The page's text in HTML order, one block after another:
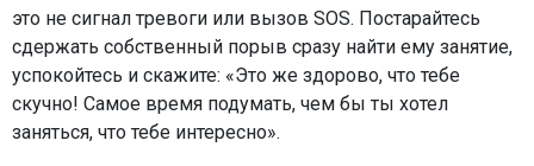
это не сигнал тревоги или вызов SOS. Постарайтесь
сдержать собственный порыв сразу найти ему занятие,
успокойтесь и скажите: «Это же здорово, что тебе
скучно! Самое время подумать, чем бы ты хотел
заняться, что тебе интересно».